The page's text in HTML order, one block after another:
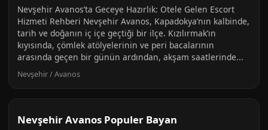
Nevşehir Avanos’ta Geceye Hazırlık: Otele Gelen Escort
Hizmeti Rehberi Nevşehir Avanos, Kapadokya’nın kalbinde,
tarih ve doğanın iç içe geçtiği bir ilçe. Kızılırmak’ın
kıyısında, çömlek atölyelerinin ve peri bacalarının
arasında geçen bir günün ardından, akşam saatlerinde...
Nevşehir / Avanos
Nevşehir Avanos Populer Bayan